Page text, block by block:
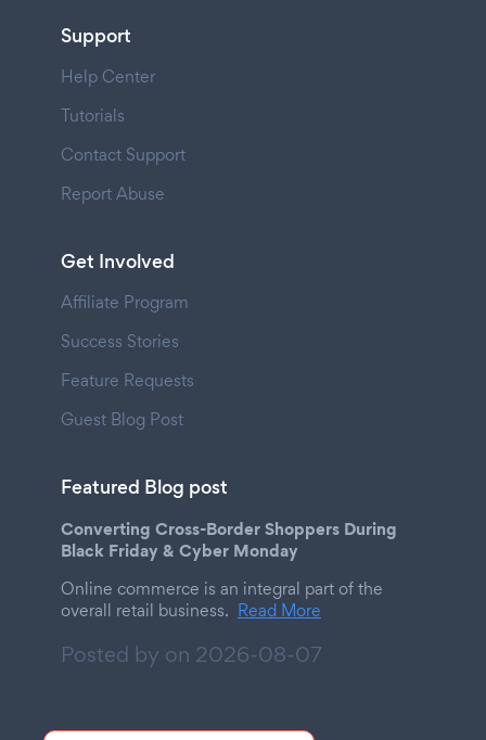
Support
Help Center
Tutorials
Contact Support
Report Abuse
Get Involved
Affiliate Program
Success Stories
Feature Requests
Guest Blog Post
Featured Blog post
Converting Cross-Border Shoppers During
Black Friday & Cyber Monday
Online commerce is an integral part of the
overall retail business. Read More
Posted by on 2026-08-07